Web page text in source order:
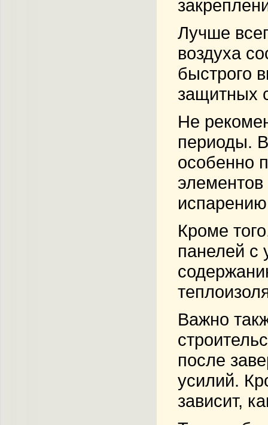
Лучше
воздуха
быстрого
защитных
Не
периоды.
особенно
Кроме
панелей с
Важно
после
усилий.
зависит,